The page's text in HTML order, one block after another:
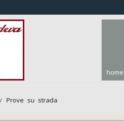
home
Prove su strada